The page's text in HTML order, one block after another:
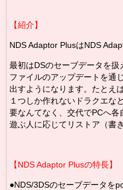
【紹介】
NDS Adaptor PlusはNDS
最初はDSのセーブデータを扱
ファイルのアップデートを通
出すようになります。たとえ
１つしか作れないドラクエな
要なんてなく、交代でPCへ各
遊ぶ人に応じてリストア（書
【NDS Adaptor Plusの特長】
●NDS/3DSのセーブデータを